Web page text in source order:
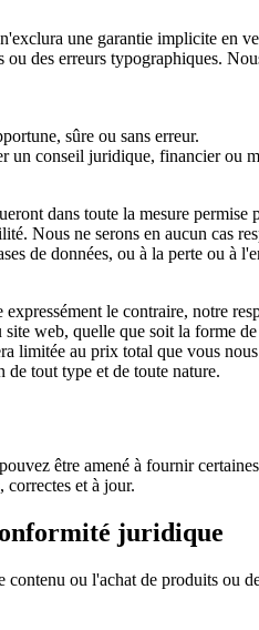
une garantie implicite en
des erreurs typographiques.
sûre ou sans erreur.
un conseil juridique, financier
dans toute la mesure
Nous ne serons en aucun cas
de données, ou à la perte ou à
le contraire, notre
web, quelle que soit la forme
limitée au prix total que vous
de tout type et de toute nature.
être amené à fournir
et à jour.
juridique
ou l'achat de produits ou